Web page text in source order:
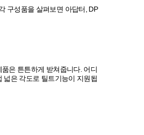
구성품을 살펴보면 아답터, DP
은 튼튼하게 받쳐줍니다. 어디
넓은 각도로 틸트기능이 지원됩